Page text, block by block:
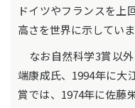
ドイツやフランスを上
高さを世界に示していま
なお自然科学3賞以
端康成氏、1994年に大
賞では、1974年に佐藤